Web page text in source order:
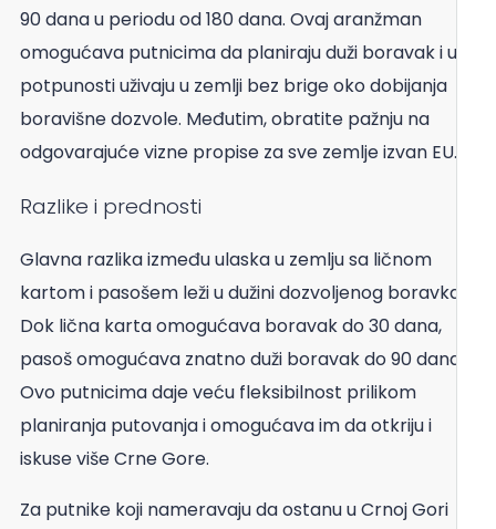
90 dana u periodu od 180 dana. Ovaj aranžman
omogućava putnicima da planiraju duži boravak i u
potpunosti uživaju u zemlji bez brige oko dobijanja
boravišne dozvole. Međutim, obratite pažnju na
odgovarajuće vizne propise za sve zemlje izvan EU.
Razlike i prednosti
Glavna razlika između ulaska u zemlju sa ličnom
kartom i pasošem leži u dužini dozvoljenog boravka.
Dok lična karta omogućava boravak do 30 dana,
pasoš omogućava znatno duži boravak do 90 dana.
Ovo putnicima daje veću fleksibilnost prilikom
planiranja putovanja i omogućava im da otkriju i
iskuse više Crne Gore.
Za putnike koji nameravaju da ostanu u Crnoj Gori